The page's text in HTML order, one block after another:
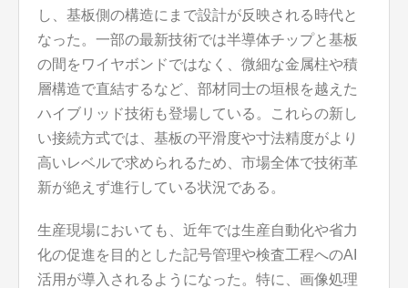
し、基板側の構造にまで設計が反映される時代と
なった。一部の最新技術では半導体チップと基板
の間をワイヤボンドではなく、微細な金属柱や積
層構造で直結するなど、部材同士の垣根を越えた
ハイブリッド技術も登場している。これらの新し
い接続方式では、基板の平滑度や寸法精度がより
高いレベルで求められるため、市場全体で技術革
新が絶えず進行している状況である。
生産現場においても、近年では生産自動化や省力
化の促進を目的とした記号管理や検査工程へのAI
活用が導入されるようになった。特に、画像処理